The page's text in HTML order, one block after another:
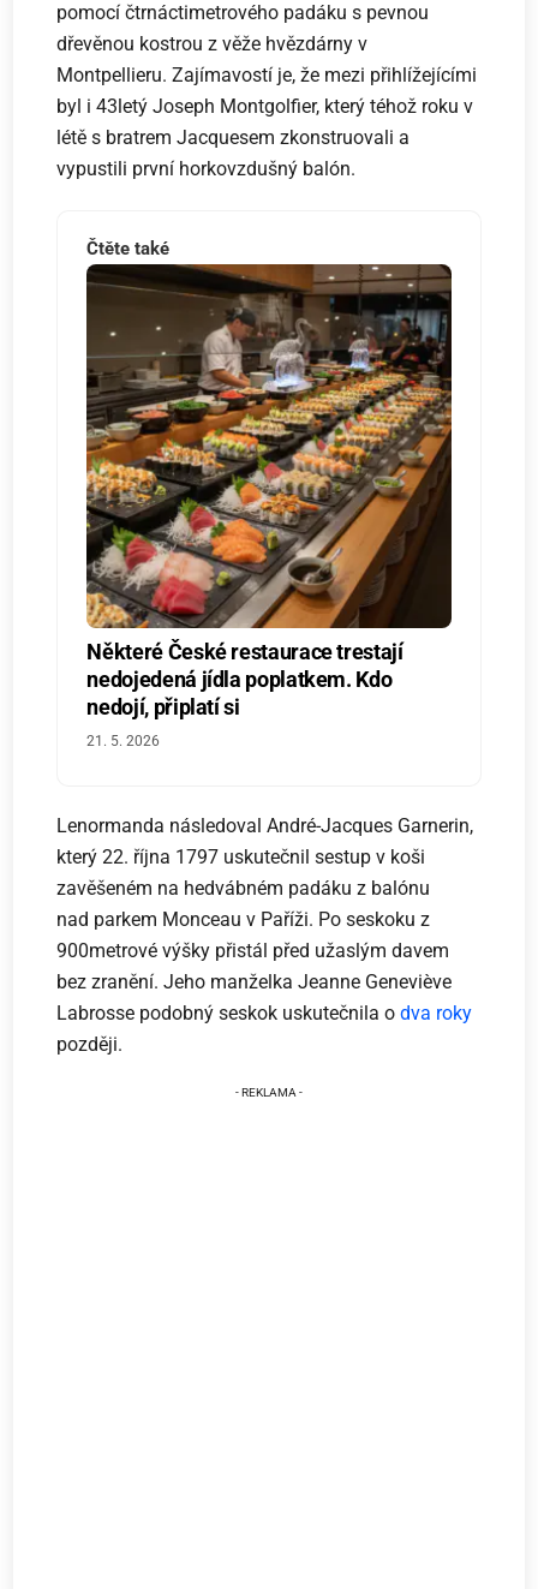
pomocí čtrnáctimetrového padáku s pevnou
dřevěnou kostrou z věže hvězdárny v
Montpellieru. Zajímavostí je, že mezi přihlížejícími
byl i 43letý Joseph Montgolfier, který téhož roku v
létě s bratrem Jacquesem zkonstruovali a
vypustili první horkovzdušný balón.
Čtěte také
Některé České restaurace trestají
nedojedená jídla poplatkem. Kdo
nedojí, připlatí si
21. 5. 2026
Lenormanda následoval André-Jacques Garnerin,
který 22. října 1797 uskutečnil sestup v koši
zavěšeném na hedvábném padáku z balónu
nad parkem Monceau v Paříži. Po seskoku z
900metrové výšky přistál před užaslým davem
bez zranění. Jeho manželka Jeanne Geneviève
Labrosse podobný seskok uskutečnila odva roky
později.